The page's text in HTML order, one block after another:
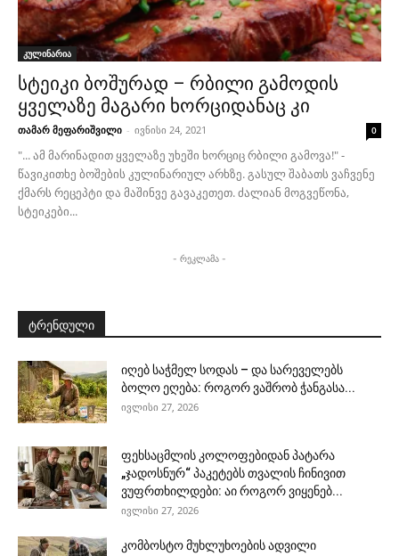
კულინარია
სტეიკი ბოშურად – რბილი გამოდის
ყველაზე მაგარი ხორციდანაც კი
თამარ მეფარიშვილი - ივნისი 24, 2021 0
"... ამ მარინადით ყველაზე უხეში ხორციც რბილი გამოვა!" -
წავიკითხე ბოშების კულინარიულ არხზე. გასულ შაბათს ვაჩვენე
ქმარს რეცეპტი და მაშინვე გავაკეთეთ. ძალიან მოგვეწონა,
სტეიკები...
- რეკლამა -
ტრენდული
იღებ საჭმელ სოდას – და სარეველებს
ბოლო ეღება: როგორ ვაშრობ ჭანგასა...
ივლისი 27, 2026
ფეხსაცმლის კოლოფებიდან პატარა
„ჯადოსნურ“ პაკეტებს თვალის ჩინივით
ვუფრთხილდები: აი როგორ ვიყენებ...
ივლისი 27, 2026
კომბოსტო მუხლუხოების ადვილი